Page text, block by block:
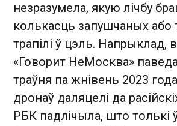
незразумела, якую лічбу
колькасць запушчаных або
трапілі ў цэль. Напрыклад,
«Говорит НеМосква»
траўня па жнівень 2023
дронаў даляцелі да
РБК падлічыла, што толькі ў